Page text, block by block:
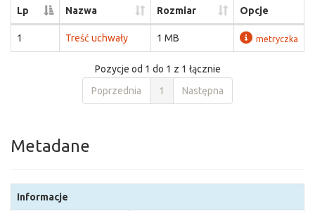
Lp Nazwa Rozmiar Opcje
1 Treść uchwały 1 MB metryczka
Pozycje od 1 do 1 z 1 łącznie
Poprzednia
1 Następna
Metadane
Informacje